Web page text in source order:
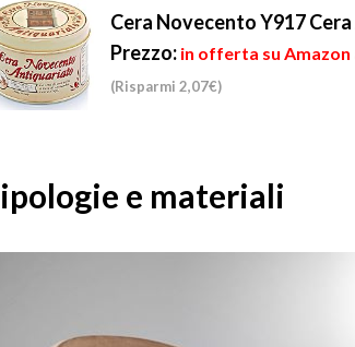
Cera Novecento Y917
Prezzo: in offerta su Amazon
(Risparmi 2,07€)
e materiali